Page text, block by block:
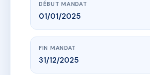
DÉBUT MANDAT
01/01/2025
FIN MANDAT
31/12/2025